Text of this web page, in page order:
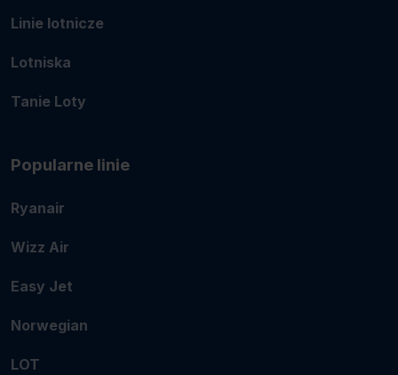
Linie lotnicze
Lotniska
Tanie Loty
Popularne linie
Ryanair
Wizz Air
Easy Jet
Norwegian
LOT